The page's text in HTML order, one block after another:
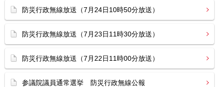
防災行政無線放送（7月24日10時50分放送）
防災行政無線放送（7月23日11時30分放送）
防災行政無線放送（7月22日11時00分放送）
参議院議員通常選挙 防災行政無線公報